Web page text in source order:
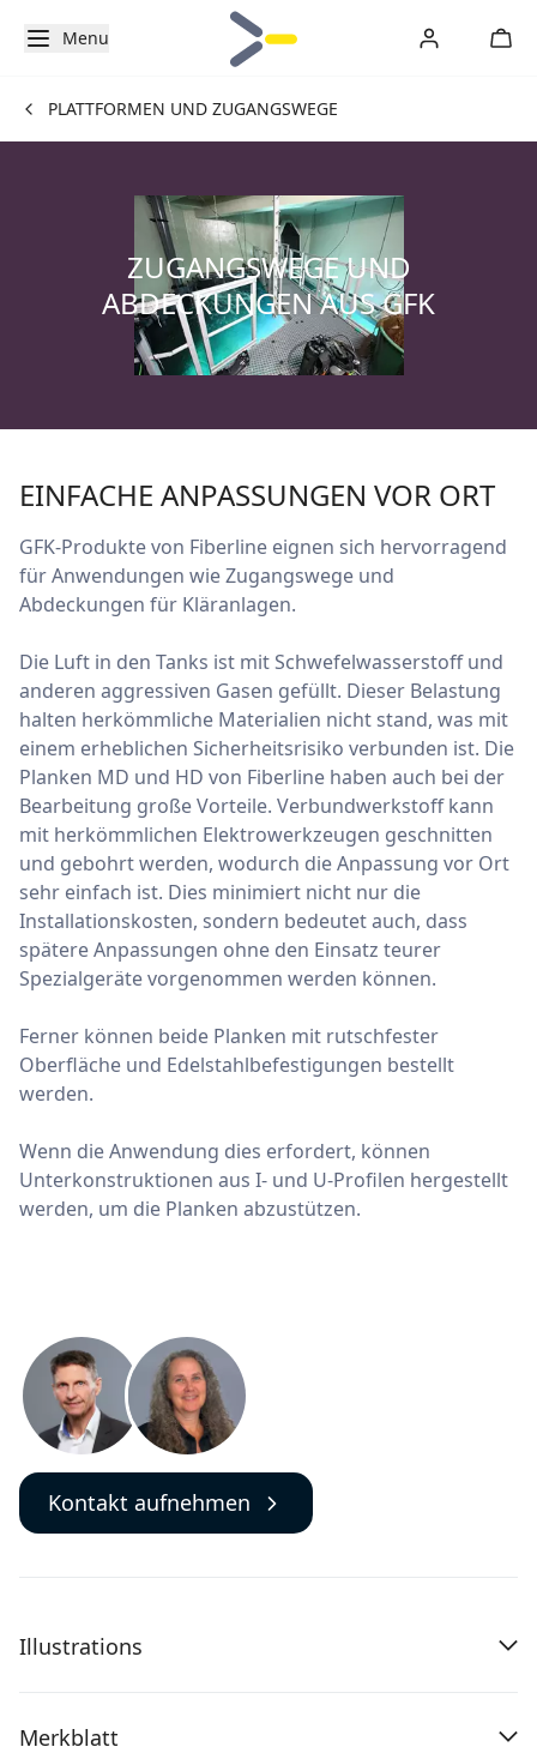
Menu
PLATTFORMEN UND ZUGANGSWEGE
ZUGANGSWEGE UND
ABDECKUNGEN AUS GFK
EINFACHE ANPASSUNGEN VOR ORT
GFK-Produkte von Fiberline eignen sich hervorragend
für Anwendungen wie Zugangswege und
Abdeckungen für Kläranlagen.
Die Luft in den Tanks ist mit Schwefelwasserstoff und
anderen aggressiven Gasen gefüllt. Dieser Belastung
halten herkömmliche Materialien nicht stand, was mit
einem erheblichen Sicherheitsrisiko verbunden ist. Die
Planken MD und HD von Fiberline haben auch bei der
Bearbeitung große Vorteile. Verbundwerkstoff kann
mit herkömmlichen Elektrowerkzeugen geschnitten
und gebohrt werden, wodurch die Anpassung vor Ort
sehr einfach ist. Dies minimiert nicht nur die
Installationskosten, sondern bedeutet auch, dass
spätere Anpassungen ohne den Einsatz teurer
Spezialgeräte vorgenommen werden können.
Ferner können beide Planken mit rutschfester
Oberfläche und Edelstahlbefestigungen bestellt
werden.
Wenn die Anwendung dies erfordert, können
Unterkonstruktionen aus I- und U-Profilen hergestellt
werden, um die Planken abzustützen.
Kontakt aufnehmen
Illustrations
Merkblatt